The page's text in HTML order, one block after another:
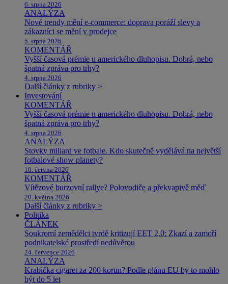
6. srpna 2026
ANALÝZA
Nové trendy mění e-commerce: doprava poráží slevy a
zákazníci se mění v prodejce
5. srpna 2026
KOMENTÁŘ
Vyšší časová prémie u amerického dluhopisu. Dobrá, nebo
špatná zpráva pro trhy?
4. srpna 2026
Další články z rubriky >
Investování
KOMENTÁŘ
Vyšší časová prémie u amerického dluhopisu. Dobrá, nebo
špatná zpráva pro trhy?
4. srpna 2026
ANALÝZA
Stovky miliard ve fotbale. Kdo skutečně vydělává na největší
fotbalové show planety?
10. června 2026
KOMENTÁŘ
Vítězové burzovní rallye? Polovodiče a překvapivě měď
20. května 2026
Další články z rubriky >
Politika
ČLÁNEK
Soukromí zemědělci tvrdě kritizují EET 2.0: Zkazí a zamoří
podnikatelské prostředí nedůvěrou
24. července 2026
ANALÝZA
Krabička cigaret za 200 korun? Podle plánu EU by to mohlo
být do 5 let